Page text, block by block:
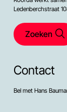
Ledenberchstraat
Zoeken
Contact
Bel met Hans